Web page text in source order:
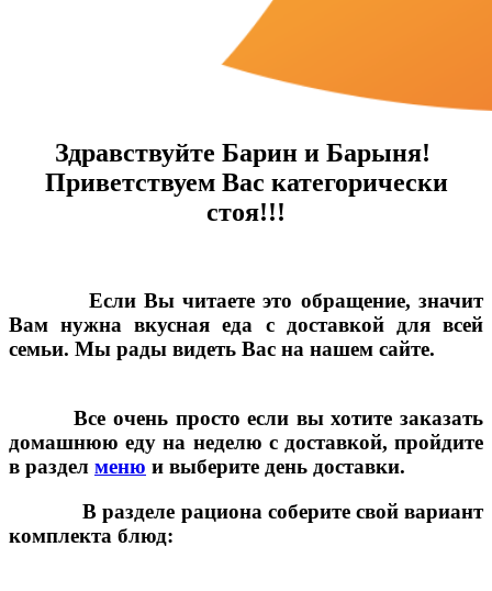
Здравствуйте Барин и Барыня!
Приветствуем Вас категорически
стоя!!!
Если Вы читаете это обращение, значит
Вам нужна вкусная еда с доставкой для всей
семьи. Мы рады видеть Вас на нашем сайте.
Все очень просто если вы хотите заказать
домашнюю еду на неделю с доставкой, пройдите
в раздел меню и выберите день доставки.
В разделе рациона соберите свой вариант
комплекта блюд: